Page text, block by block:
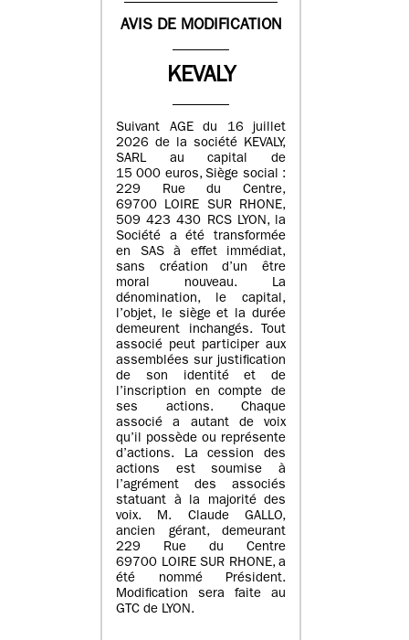
AVIS DE MODIFICATION
KEVALY
Suivant AGE du 16 juillet
2026 de la société KEVALY,
SARL au capital de
15 000 euros, Siège social :
229 Rue du Centre,
69700 LOIRE SUR RHONE,
509 423 430 RCS LYON, la
Société a été transformée
en SAS à effet immédiat,
sans création d’un être
moral nouveau. La
dénomination, le capital,
l’objet, le siège et la durée
demeurent inchangés. Tout
associé peut participer aux
assemblées sur justification
de son identité et de
l’inscription en compte de
ses actions. Chaque
associé a autant de voix
qu’il possède ou représente
d’actions. La cession des
actions est soumise à
l’agrément des associés
statuant à la majorité des
voix. M. Claude GALLO,
ancien gérant, demeurant
229 Rue du Centre
69700 LOIRE SUR RHONE, a
été nommé Président.
Modification sera faite au
GTC de LYON.